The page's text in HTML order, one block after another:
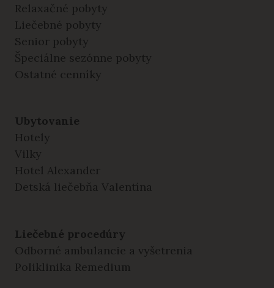
Relaxačné pobyty
Liečebné pobyty
Senior pobyty
Špeciálne sezónne pobyty
Ostatné cenníky
Ubytovanie
Hotely
Vilky
Hotel Alexander
Detská liečebňa Valentína
Liečebné procedúry
Odborné ambulancie a vyšetrenia
Poliklinika Remedium